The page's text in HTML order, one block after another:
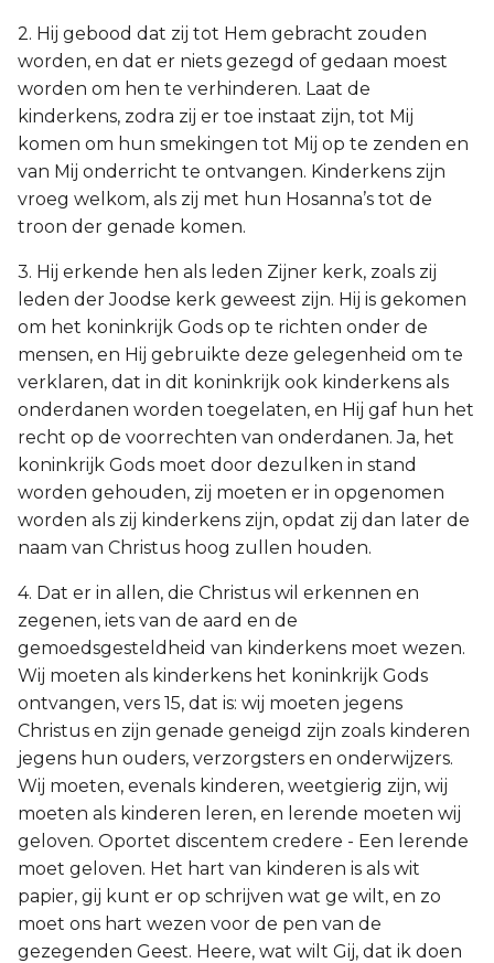
2. Hij gebood dat zij tot Hem gebracht zouden
worden, en dat er niets gezegd of gedaan moest
worden om hen te verhinderen. Laat de
kinderkens, zodra zij er toe instaat zijn, tot Mij
komen om hun smekingen tot Mij op te zenden en
van Mij onderricht te ontvangen. Kinderkens zijn
vroeg welkom, als zij met hun Hosanna’s tot de
troon der genade komen.
3. Hij erkende hen als leden Zijner kerk, zoals zij
leden der Joodse kerk geweest zijn. Hij is gekomen
om het koninkrijk Gods op te richten onder de
mensen, en Hij gebruikte deze gelegenheid om te
verklaren, dat in dit koninkrijk ook kinderkens als
onderdanen worden toegelaten, en Hij gaf hun het
recht op de voorrechten van onderdanen. Ja, het
koninkrijk Gods moet door dezulken in stand
worden gehouden, zij moeten er in opgenomen
worden als zij kinderkens zijn, opdat zij dan later de
naam van Christus hoog zullen houden.
4. Dat er in allen, die Christus wil erkennen en
zegenen, iets van de aard en de
gemoedsgesteldheid van kinderkens moet wezen.
Wij moeten als kinderkens het koninkrijk Gods
ontvangen, vers 15, dat is: wij moeten jegens
Christus en zijn genade geneigd zijn zoals kinderen
jegens hun ouders, verzorgsters en onderwijzers.
Wij moeten, evenals kinderen, weetgierig zijn, wij
moeten als kinderen leren, en lerende moeten wij
geloven. Oportet discentem credere - Een lerende
moet geloven. Het hart van kinderen is als wit
papier, gij kunt er op schrijven wat ge wilt, en zo
moet ons hart wezen voor de pen van de
gezegenden Geest. Heere, wat wilt Gij, dat ik doen